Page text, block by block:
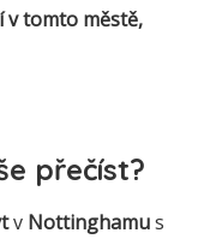
tomto městě,
přečíst?
v Nottinghamus